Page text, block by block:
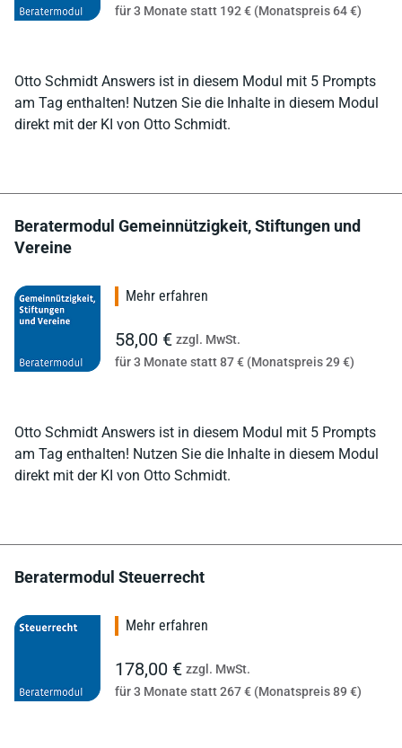
Otto Schmidt Answers ist in diesem Modul mit 5 Prompts
am Tag enthalten! Nutzen Sie die Inhalte in diesem Modul
direkt mit der KI von Otto Schmidt.
für 3 Monate statt 192 € (Monatspreis 64 €)
Beratermodul Gemeinnützigkeit, Stiftungen und
Vereine
Otto Schmidt Answers ist in diesem Modul mit 5 Prompts
am Tag enthalten! Nutzen Sie die Inhalte in diesem Modul
direkt mit der KI von Otto Schmidt.
Mehr erfahren
58,00 € zzgl. MwSt.
für 3 Monate statt 87 € (Monatspreis 29 €)
Beratermodul Steuerrecht
Mehr erfahren
178,00 € zzgl. MwSt.
für 3 Monate statt 267 € (Monatspreis 89 €)